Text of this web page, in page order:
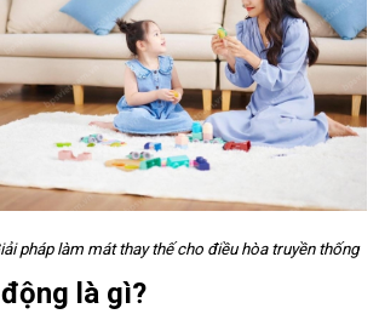
pháp làm mát thay thế cho điều hòa truyền thống
là gì?